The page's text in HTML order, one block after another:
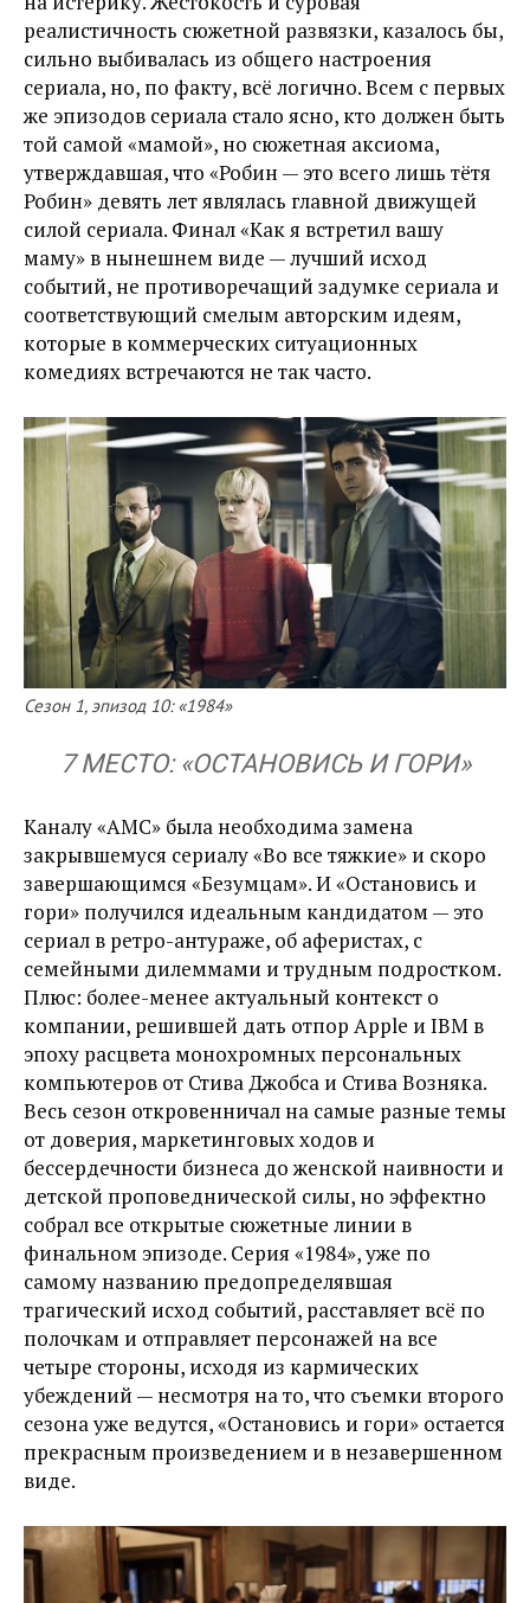
реалистичность сюжетной развязки, казалось бы,
сильно выбивалась из общего настроения
сериала, но, по факту, всё логично. Всем с первых
же эпизодов сериала стало ясно, кто должен быть
той самой «мамой», но сюжетная аксиома,
утверждавшая, что «Робин — это всего лишь тётя
Робин» девять лет являлась главной движущей
силой сериала. Финал «Как я встретил вашу
маму» в нынешнем виде — лучший исход
событий, не противоречащий задумке сериала и
соответствующий смелым авторским идеям,
которые в коммерческих ситуационных
комедиях встречаются не так часто.
Сезон 1, эпизод 10: «1984»
7 МЕСТО: «ОСТАНОВИСЬ И ГОРИ»
Каналу «AMC» была необходима замена
закрывшемуся сериалу «Во все тяжкие» и скоро
завершающимся «Безумцам». И «Остановись и
гори» получился идеальным кандидатом — это
сериал в ретро-антураже, об аферистах, с
семейными дилеммами и трудным подростком.
Плюс: более-менее актуальный контекст о
компании, решившей дать отпор Apple и IBM в
эпоху расцвета монохромных персональных
компьютеров от Стива Джобса и Стива Возняка.
Весь сезон откровенничал на самые разные темы
от доверия, маркетинговых ходов и
бессердечности бизнеса до женской наивности и
детской проповеднической силы, но эффектно
собрал все открытые сюжетные линии в
финальном эпизоде. Серия «1984», уже по
самому названию предопределявшая
трагический исход событий, расставляет всё по
полочкам и отправляет персонажей на все
четыре стороны, исходя из кармических
убеждений — несмотря на то, что съемки второго
сезона уже ведутся, «Остановись и гори» остается
прекрасным произведением и в незавершенном
виде.